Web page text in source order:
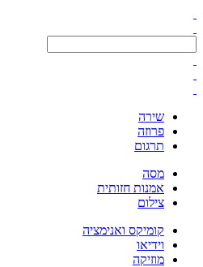
שירה
פרוזה
תרגום
מסה
אמנות חזותית
צילום
קומיקס ואנימציה
וידיאו
מוזיקה